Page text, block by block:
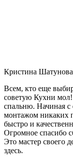
Кристина Шатунова
Всем, кто еще
советую Кухни
спальню. Начиная с
монтажом никаких
быстро и
Огромное спасибо
Это мастер своего
здесь.